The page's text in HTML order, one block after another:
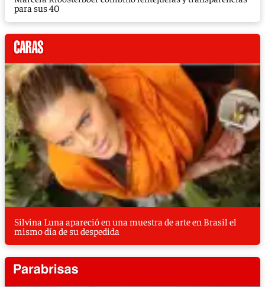
para sus 40
Silvina Luna apareció en una muestra de arte en Brasil el
mismo día de su despedida